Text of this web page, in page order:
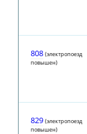
808 (электропоезд
повышен)
829 (электропоезд
повышен)